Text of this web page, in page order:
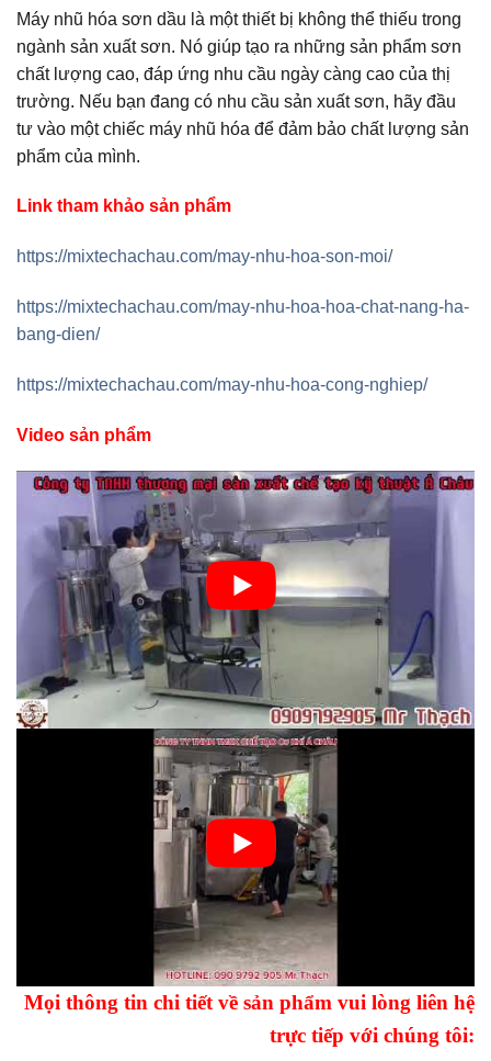
Máy nhũ hóa sơn dầu là một thiết bị không thể thiếu trong
ngành sản xuất sơn. Nó giúp tạo ra những sản phẩm sơn
chất lượng cao, đáp ứng nhu cầu ngày càng cao của thị
trường. Nếu bạn đang có nhu cầu sản xuất sơn, hãy đầu
tư vào một chiếc máy nhũ hóa để đảm bảo chất lượng sản
phẩm của mình.
Link tham khảo sản phẩm
https://mixtechachau.com/may-nhu-hoa-son-moi/
https://mixtechachau.com/may-nhu-hoa-hoa-chat-nang-ha-
bang-dien/
https://mixtechachau.com/may-nhu-hoa-cong-nghiep/
Video sản phẩm
Mọi thông tin chi tiết về sản phẩm vui lòng liên hệ
trực tiếp với chúng tôi: